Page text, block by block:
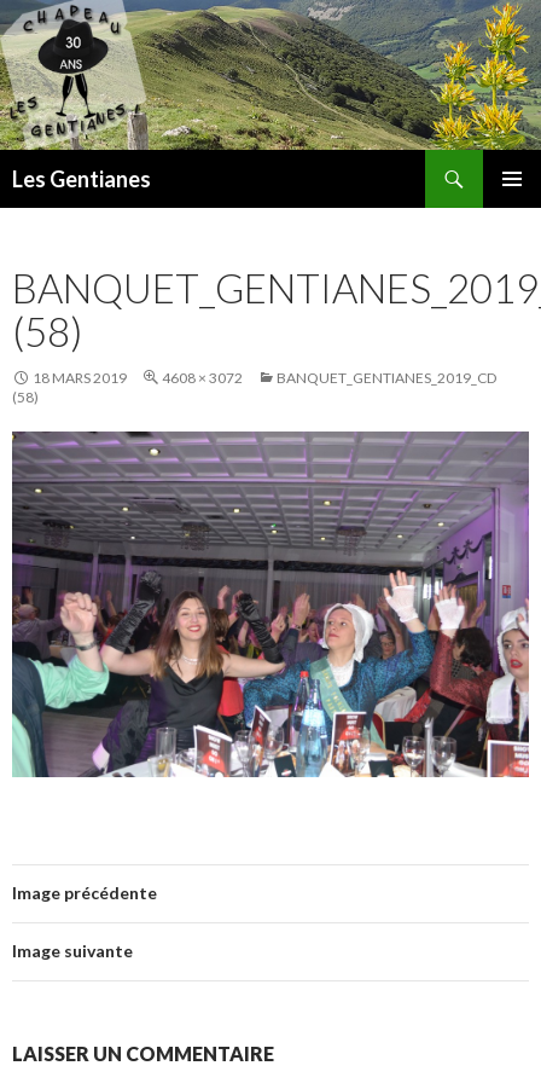
Les Gentianes
(58)
18 MARS 2019 4608 × 3072
BANQUET_GENTIANES_2019_CD
(58)
Image précédente
Image suivante
LAISSER UN COMMENTAIRE